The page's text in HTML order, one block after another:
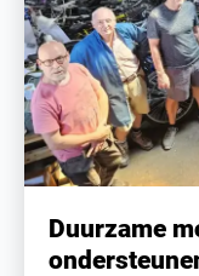
Duurzame